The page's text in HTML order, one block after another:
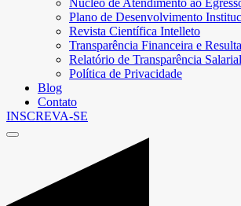
Núcleo de Atendimento ao
Plano de Desenvolvimento
Revista Científica Intelleto
Transparência Financeira e
Relatório de Transparência Salarial
Política de Privacidade
Blog
Contato
INSCREVA-SE